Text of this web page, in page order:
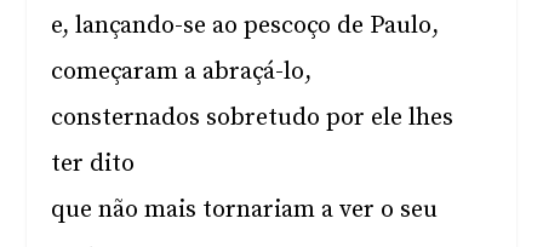
e, lançando-se ao pescoço de Paulo,
começaram a abraçá-lo,
consternados sobretudo por ele lhes
ter dito
que não mais tornariam a ver o seu